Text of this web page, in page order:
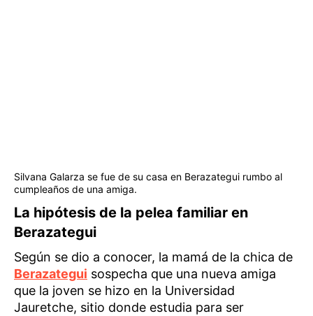
Silvana Galarza se fue de su casa en Berazategui rumbo al
cumpleaños de una amiga.
La hipótesis de la pelea familiar en
Berazategui
Según se dio a conocer, la mamá de la chica de
Berazategui sospecha que una nueva amiga
que la joven se hizo en la Universidad
Jauretche, sitio donde estudia para ser